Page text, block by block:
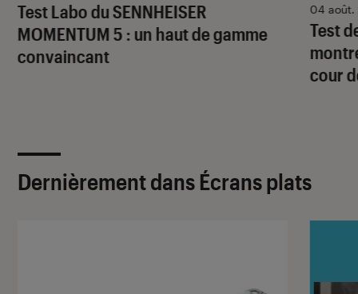
Test Labo du SENNHEISER
MOMENTUM 5 : un haut de gamme
convaincant
Test
cour
04 août.
Dernièrement dans Écrans plats